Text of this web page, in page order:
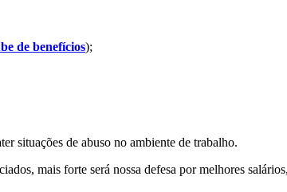
de benefícios);
situações de abuso no ambiente de trabalho.
mais forte será nossa defesa por melhores